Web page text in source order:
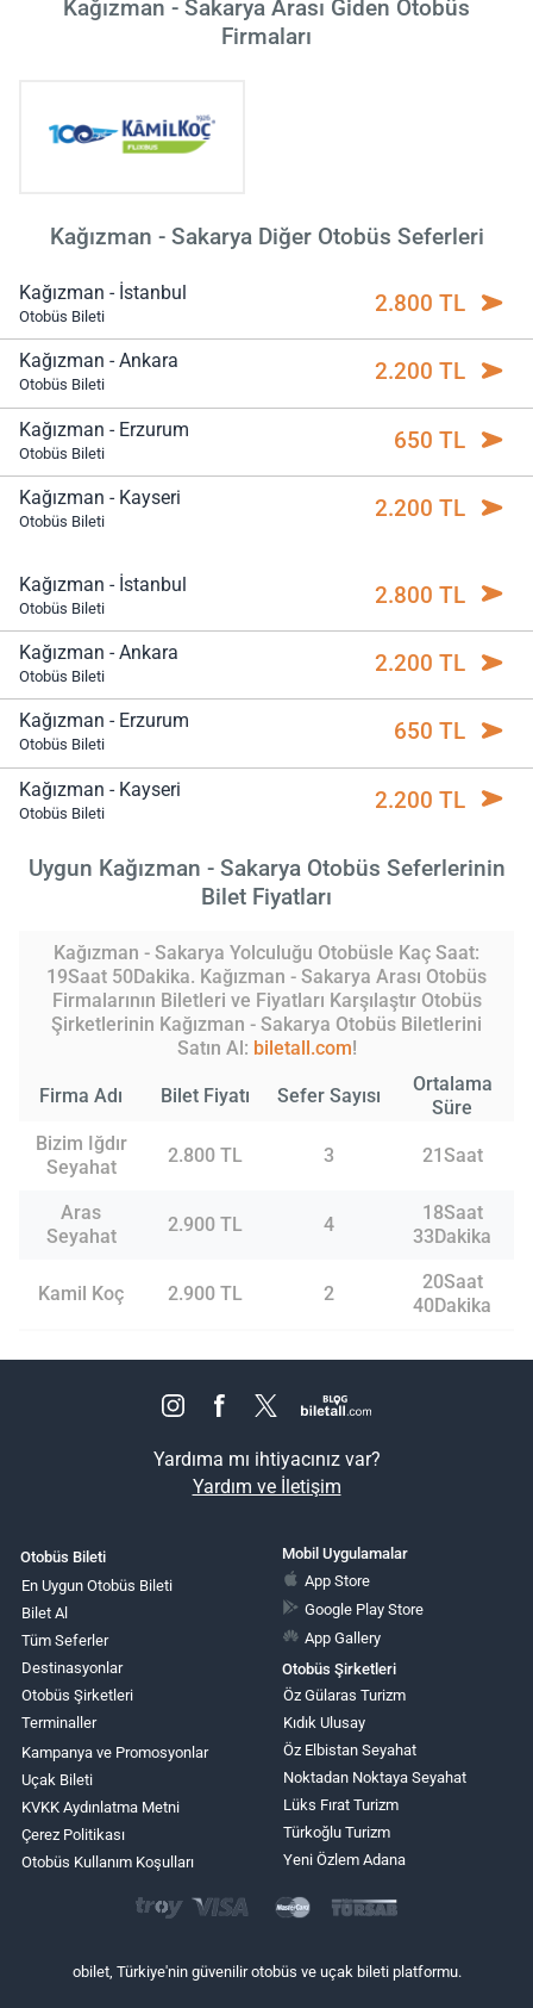
Kağızman - Sakarya Arası Giden Otobüs
Firmaları
Kağızman - Sakarya Diğer Otobüs Seferleri
Kağızman - İstanbul
Otobüs Bileti 2.800 TL
Kağızman - Ankara
Otobüs Bileti 2.200 TL
Kağızman - Erzurum
Otobüs Bileti 650 TL
Kağızman - Kayseri
Otobüs Bileti 2.200 TL
Kağızman - İstanbul
Otobüs Bileti 2.800 TL
Kağızman - Ankara
Otobüs Bileti 2.200 TL
Kağızman - Erzurum
Otobüs Bileti 650 TL
Kağızman - Kayseri
Otobüs Bileti 2.200 TL
Uygun Kağızman - Sakarya Otobüs Seferlerinin
Bilet Fiyatları
Kağızman - Sakarya Yolculuğu Otobüsle Kaç Saat:
19Saat 50Dakika. Kağızman - Sakarya Arası Otobüs
Firmalarının Biletleri ve Fiyatları Karşılaştır Otobüs
Şirketlerinin Kağızman - Sakarya Otobüs Biletlerini
Satın Al: biletall.com!
Firma Adı Bilet Fiyatı Sefer Sayısı
Ortalama
Süre
Bizim Iğdır
Seyahat
2.800 TL 3 21Saat
Aras
Seyahat
2.900 TL 4
18Saat
33Dakika
Kamil Koç 2.900 TL 2
20Saat
40Dakika
Yardıma mı ihtiyacınız var?
Yardım ve İletişim
Otobüs Bileti
En Uygun Otobüs Bileti
Bilet Al
Tüm Seferler
Destinasyonlar
Otobüs Şirketleri
Terminaller
Kampanya ve Promosyonlar
Uçak Bileti
KVKK Aydınlatma Metni
Çerez Politikası
Otobüs Kullanım Koşulları
Mobil Uygulamalar
App Store
Google Play Store
App Gallery
Otobüs Şirketleri
Öz Gülaras Turizm
Kıdık Ulusay
Öz Elbistan Seyahat
Noktadan Noktaya Seyahat
Lüks Fırat Turizm
Türkoğlu Turizm
Yeni Özlem Adana
obilet, Türkiye'nin güvenilir otobüs ve uçak bileti platformu.